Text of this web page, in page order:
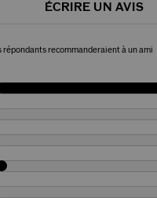
ÉCRIRE UN AVIS
répondants recommanderaient à un ami